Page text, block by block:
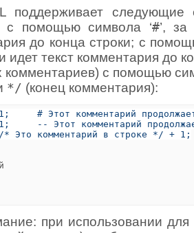
поддерживает следующие
с помощью символа ‘#’, за
до конца строки; с
идет текст комментария до
комментариев) с помощью
*/ (конец комментария):
# Этот комментарий
-- Этот комментарий
/* Это комментарий в строке */ + 1;
при использовании